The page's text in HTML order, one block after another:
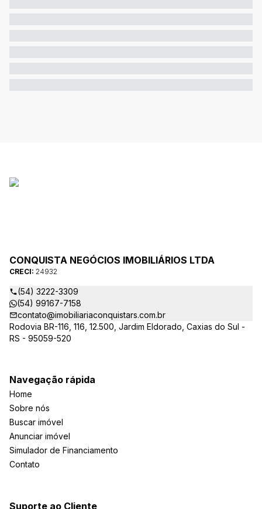
CONQUISTA NEGÓCIOS IMOBILIÁRIOS LTDA
CRECI: 24932
(54) 3222-3309
(54) 99167-7158
contato@imobiliariaconquistars.com.br
Rodovia BR-116, 116, 12.500, Jardim Eldorado, Caxias do Sul -
RS - 95059-520
Navegação rápida
Home
Sobre nós
Buscar imóvel
Anunciar imóvel
Simulador de Financiamento
Contato
Suporte ao Cliente